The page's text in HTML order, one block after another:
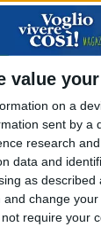
value
on a
sent by a
research
data and
as
change
require your